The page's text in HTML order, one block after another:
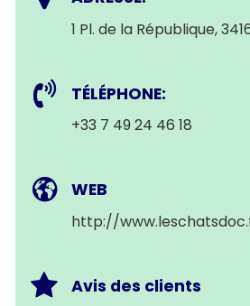
1 Pl. de la République,
TÉLÉPHONE:
+33 7 49 24 46 18
WEB
http://
Avis des clients